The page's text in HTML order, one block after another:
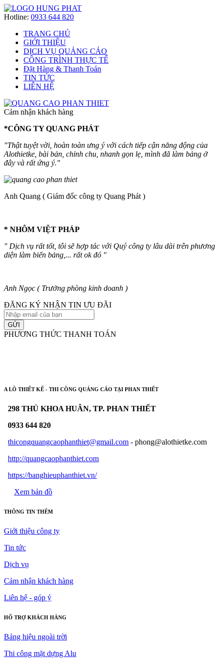
Hotline: 0933 644 820
TRANG CHỦ
GIỚI THIỆU
DỊCH VỤ QUẢNG CÁO
CÔNG TRÌNH THỰC TẾ
Đặt Hàng & Thanh Toán
TIN TỨC
LIÊN HỆ
Cảm nhận khách hàng
*CÔNG TY QUANG PHÁT
"Thật tuyệt vời, hoàn toàn ưng ý với cách tiếp cận năng động của
Alothietke, bài bản, chỉnh chu, nhanh gọn lẹ, mình đã làm bảng ở
đây và rất ứng ý."
Anh Quang ( Giám đốc công ty Quang Phát )
* NHÔM VIỆT PHÁP
" Dịch vụ rất tốt, tôi sẽ hợp tác với Quý công ty lâu dài trên phương
diện làm biển bảng,... rất ok đó "
Anh Ngọc ( Trưởng phòng kinh doanh )
ĐĂNG KÝ NHẬN TIN ƯU ĐÃI
GỬI
PHƯƠNG THỨC THANH TOÁN
A LÔ THIẾT KẾ - THI CÔNG QUẢNG CÁO TẠI PHAN THIẾT
298 THỦ KHOA HUÂN, TP. PHAN THIẾT
0933 644 820
thicongquangcaophanthiet@gmail.com - phong@alothietke.com
http://quangcaophanthiet.com
https://banghieuphanthiet.vn/
Xem bản đồ
THÔNG TIN THÊM
Giới thiệu công ty
Tin tức
Dịch vụ
Cảm nhận khách hàng
Liên hệ - góp ý
HỔ TRỢ KHÁCH HÀNG
Bảng hiệu ngoài trời
Thi công mặt dựng Alu